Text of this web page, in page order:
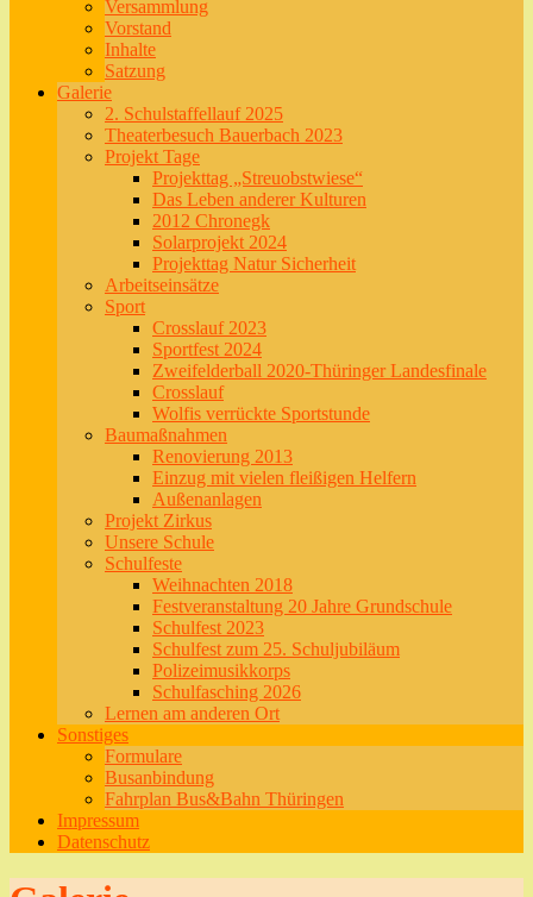
Versammlung
Vorstand
Inhalte
Satzung
Galerie
2. Schulstaffellauf 2025
Theaterbesuch Bauerbach 2023
Projekt Tage
Projekttag „Streuobstwiese“
Das Leben anderer Kulturen
2012 Chronegk
Solarprojekt 2024
Projekttag Natur Sicherheit
Arbeitseinsätze
Sport
Crosslauf 2023
Sportfest 2024
Zweifelderball 2020-Thüringer Landesfinale
Crosslauf
Wolfis verrückte Sportstunde
Baumaßnahmen
Renovierung 2013
Einzug mit vielen fleißigen Helfern
Außenanlagen
Projekt Zirkus
Unsere Schule
Schulfeste
Weihnachten 2018
Festveranstaltung 20 Jahre Grundschule
Schulfest 2023
Schulfest zum 25. Schuljubiläum
Polizeimusikkorps
Schulfasching 2026
Lernen am anderen Ort
Sonstiges
Formulare
Busanbindung
Fahrplan Bus&Bahn Thüringen
Impressum
Datenschutz